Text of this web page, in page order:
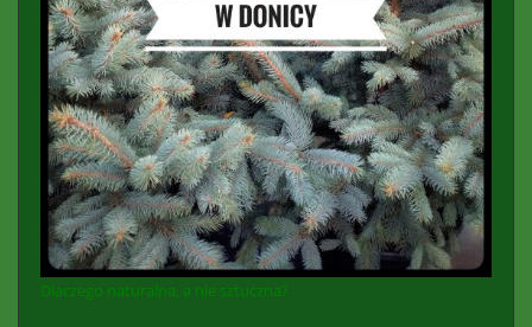
Dlaczego naturalna, a nie sztuczna?